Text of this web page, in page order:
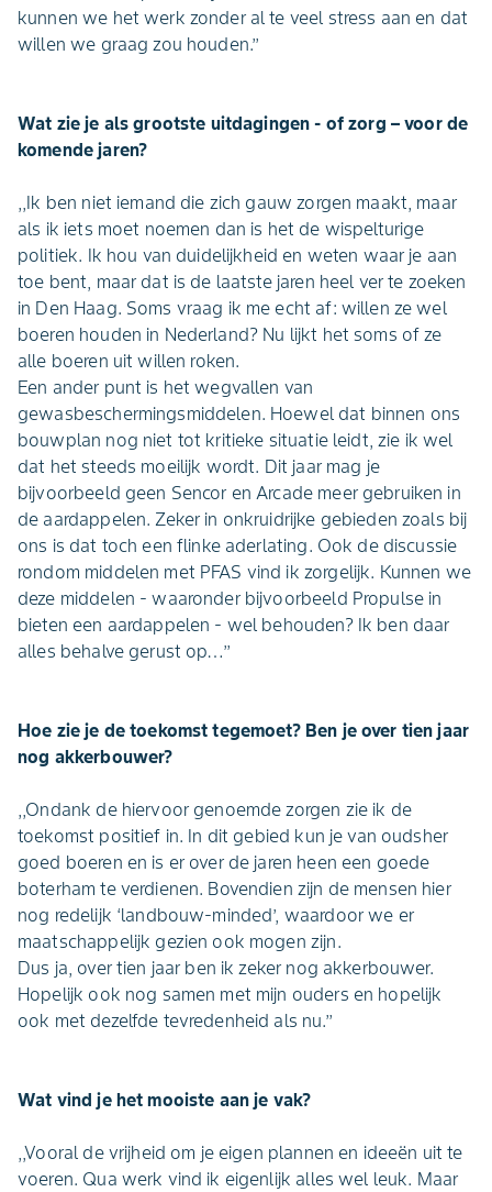
kunnen we het werk zonder al te veel stress aan en dat
willen we graag zou houden.’’
Wat zie je als grootste uitdagingen - of zorg – voor de
komende jaren?
,,Ik ben niet iemand die zich gauw zorgen maakt, maar
als ik iets moet noemen dan is het de wispelturige
politiek. Ik hou van duidelijkheid en weten waar je aan
toe bent, maar dat is de laatste jaren heel ver te zoeken
in Den Haag. Soms vraag ik me echt af: willen ze wel
boeren houden in Nederland? Nu lijkt het soms of ze
alle boeren uit willen roken.
Een ander punt is het wegvallen van
gewasbeschermingsmiddelen. Hoewel dat binnen ons
bouwplan nog niet tot kritieke situatie leidt, zie ik wel
dat het steeds moeilijk wordt. Dit jaar mag je
bijvoorbeeld geen Sencor en Arcade meer gebruiken in
de aardappelen. Zeker in onkruidrijke gebieden zoals bij
ons is dat toch een flinke aderlating. Ook de discussie
rondom middelen met PFAS vind ik zorgelijk. Kunnen we
deze middelen - waaronder bijvoorbeeld Propulse in
bieten een aardappelen - wel behouden? Ik ben daar
alles behalve gerust op…’’
Hoe zie je de toekomst tegemoet? Ben je over tien jaar
nog akkerbouwer?
,,Ondank de hiervoor genoemde zorgen zie ik de
toekomst positief in. In dit gebied kun je van oudsher
goed boeren en is er over de jaren heen een goede
boterham te verdienen. Bovendien zijn de mensen hier
nog redelijk ‘landbouw-minded’, waardoor we er
maatschappelijk gezien ook mogen zijn.
Dus ja, over tien jaar ben ik zeker nog akkerbouwer.
Hopelijk ook nog samen met mijn ouders en hopelijk
ook met dezelfde tevredenheid als nu.’’
Wat vind je het mooiste aan je vak?
,,Vooral de vrijheid om je eigen plannen en ideeën uit te
voeren. Qua werk vind ik eigenlijk alles wel leuk. Maar